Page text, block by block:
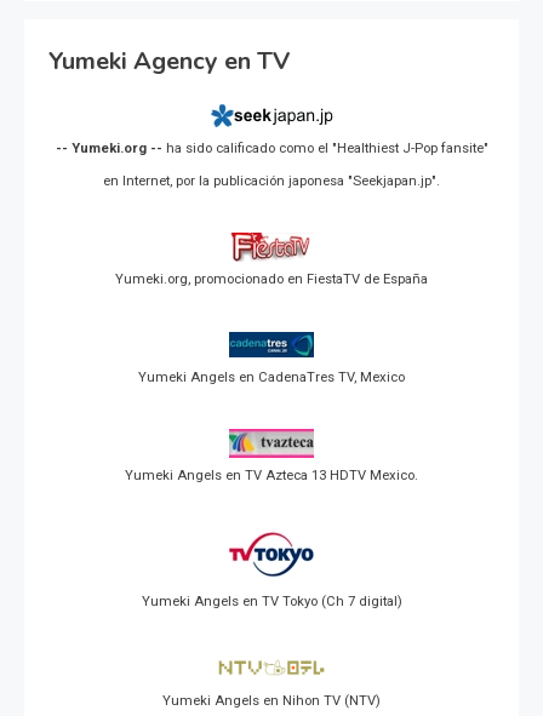
Yumeki Agency en TV
-- Yumeki.org -- ha sido calificado como el "Healthiest J-Pop fansite"
en Internet, por la publicación japonesa "Seekjapan.jp".
Yumeki.org, promocionado en FiestaTV de España
Yumeki Angels en CadenaTres TV, Mexico
Yumeki Angels en TV Azteca 13 HDTV Mexico.
Yumeki Angels en TV Tokyo (Ch 7 digital)
Yumeki Angels en Nihon TV (NTV)